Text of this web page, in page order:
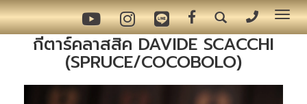
กีตาร์คลาสสิค DAVIDE SCACCHI
(SPRUCE/COCOBOLO)